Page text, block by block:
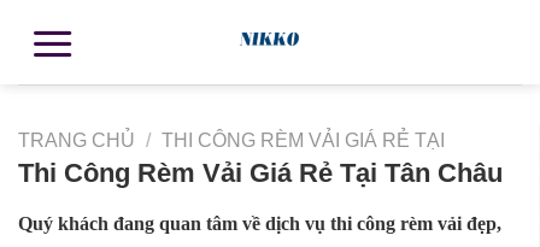
TRANG CHỦ / THI CÔNG RÈM VẢI GIÁ RẺ TẠI
Thi Công Rèm Vải Giá Rẻ Tại Tân Châu
Quý khách đang quan tâm về dịch vụ thi công rèm vải đẹp,